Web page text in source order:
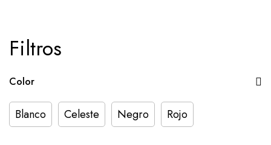
Filtros
Color
Blanco Celeste Negro Rojo